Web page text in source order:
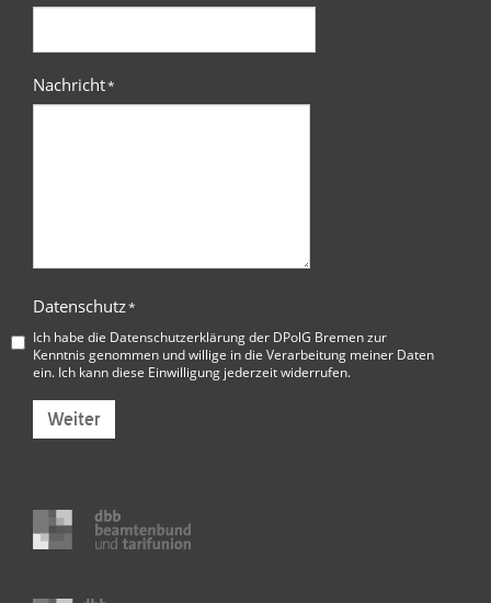
Nachricht*
Datenschutz*
Ich habe die Datenschutzerklärung der DPolG Bremenzur
Kenntnis genommen und willige in die Verarbeitung meiner Daten
ein. Ich kann diese Einwilligung jederzeit widerrufen.
Weiter